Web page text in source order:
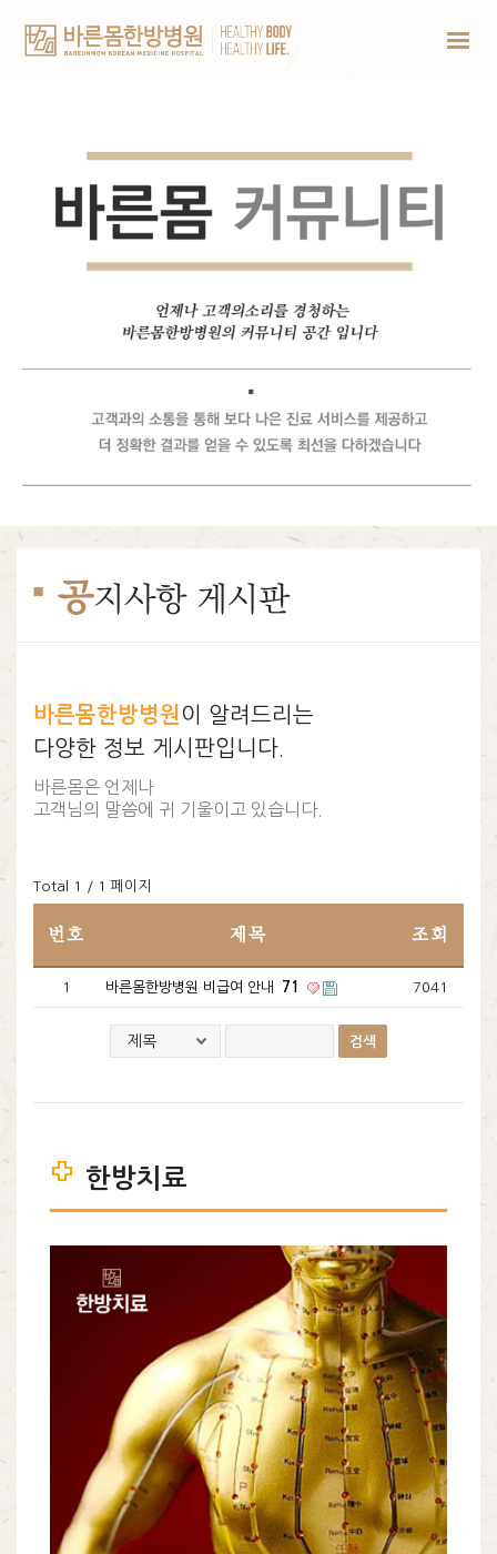
공지사항 게시판
바른몸한방병원 이 알려드리는
다양한 정보 게시판입니다.
바른몸은 언제나
고객님의 말씀에 귀 기울이고 있습니다.
Total 1 / 1 페이지
번호 제목 조회
1 바른몸한방병원 비급여 안내 71 7041
한방치료
바른몸 한방치료